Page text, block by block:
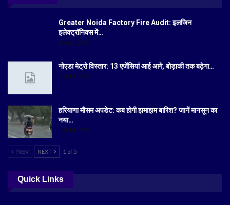
Greater Noida Factory Fire Audit: इलजिन
इलेक्ट्रॉनिक्स में…
Aug 6, 2026
नोएडा मेट्रो विस्तार: 13 एजेंसियां आई आगे, बोड़ाकी तक बढ़ेगा…
Jul 19, 2026
हरियाणा मौसम अपडेट: कब होगी झमाझम बारिश? जानें मानसून का
नया…
Jul 18, 2026
PREV NEXT 1 of 5
Quick Links